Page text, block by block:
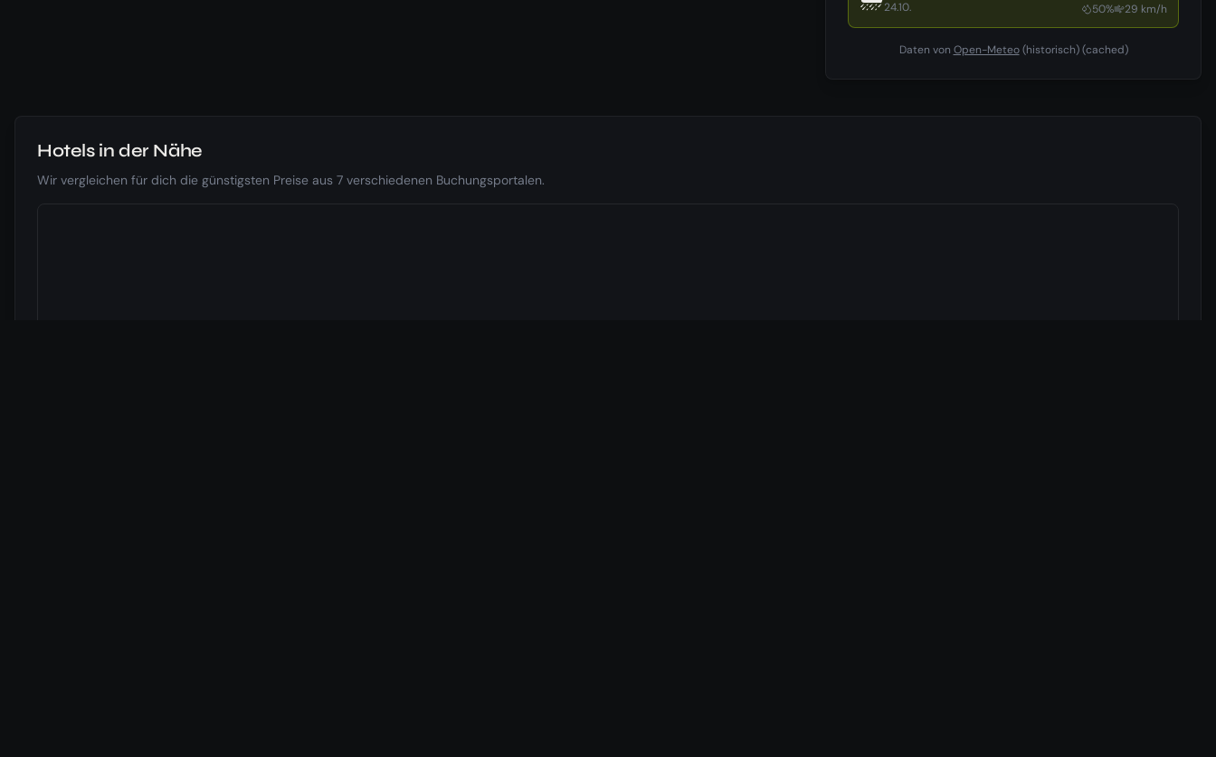
24.10. 50% 29 km/h
Daten von Open-Meteo(historisch)(cached)
Hotels in der Nähe
Wir vergleichen für dich die günstigsten Preise aus 7 verschiedenen Buchungsportalen.